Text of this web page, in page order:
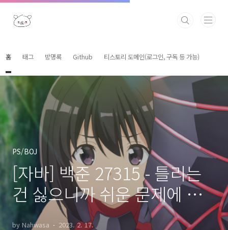
본문 바로가기
홈 태그 방명록 Github 티스토리 도메인(로그인, 구독 등 가능)
PS/BOJ
[자바] 백준 27315 - 틀리는
건 싫으니까 쉬운 문제에 올
인하려고 합니다 (java)
by Nahwasa 2023. 2. 17.